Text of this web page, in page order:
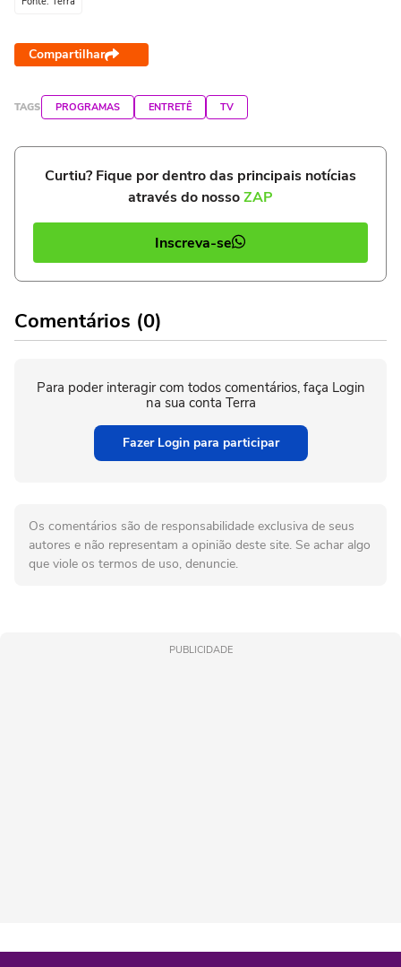
Compartilhar
TAGS PROGRAMAS ENTRETÊ TV
Curtiu? Fique por dentro das principais notícias
através do nossoZAP
Inscreva-se
Comentários (0)
Para poder interagir com todos comentários, faça Login
na sua conta Terra
Fazer Login para participar
Os comentários são de responsabilidade exclusiva de seus
autores e não representam a opinião deste site. Se achar algo
que viole os termos de uso, denuncie.
PUBLICIDADE